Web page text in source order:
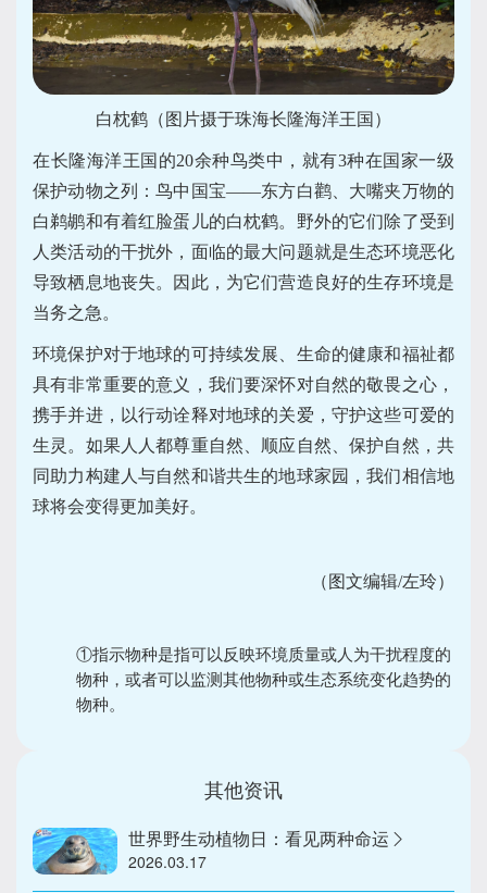
白枕鹤（图片摄于珠海长隆海洋王国）
在长隆海洋王国的20余种鸟类中，就有3种在国家一级
保护动物之列：鸟中国宝——东方白鹳、大嘴夹万物的
白鹈鹕和有着红脸蛋儿的白枕鹤。野外的它们除了受到
人类活动的干扰外，面临的最大问题就是生态环境恶化
导致栖息地丧失。因此，为它们营造良好的生存环境是
当务之急。
环境保护对于地球的可持续发展、生命的健康和福祉都
具有非常重要的意义， 我们要深怀对自然的敬畏之心，
携手并进，以行动诠释对地球的关爱，守护这些可爱的
生灵。如果人人都尊重自然、顺应自然、保护自然，共
同助力构建人与自然和谐共生的地球家园，我们相信地
球将会变得更加美好。
（图文编辑/左玲）
①指示物种是指可以反映环境质量或人为干扰程度的
物种，或者可以监测其他物种或生态系统变化趋势的
物种。
其他资讯
世界野生动植物日：看见两种命运
2026.03.17